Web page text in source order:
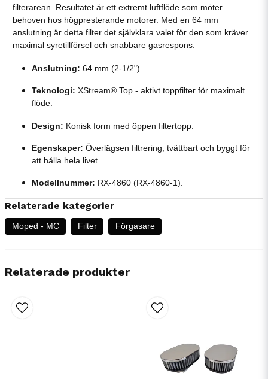
filterarean. Resultatet är ett extremt luftflöde som möter
behoven hos högpresterande motorer. Med en 64 mm
anslutning är detta filter det självklara valet för den som kräver
maximal syretillförsel och snabbare gasrespons.
Anslutning: 64 mm (2-1/2").
Teknologi: XStream® Top - aktivt toppfilter för maximalt
flöde.
Design: Konisk form med öppen filtertopp.
Egenskaper: Överlägsen filtrering, tvättbart och byggt för
att hålla hela livet.
Modellnummer: RX-4860 (RX-4860-1).
Relaterade kategorier
Moped - MC Filter Förgasare
Relaterade produkter